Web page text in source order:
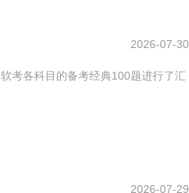
2026-07-30
考各科目的备考经典100题进行了汇
2026-07-29